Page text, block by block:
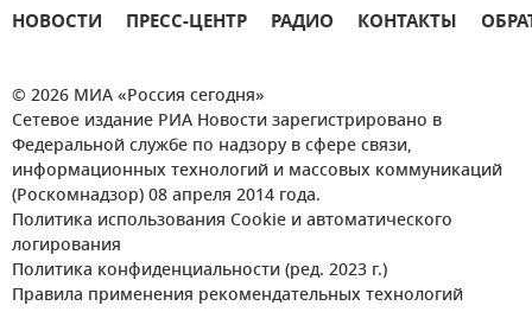
НОВОСТИ ПРЕСС-ЦЕНТР РАДИО КОНТАКТЫ
© 2026 МИА «Россия сегодня»
Сетевое издание РИА Новости зарегистрировано в
Федеральной службе по надзору в сфере связи,
информационных технологий и массовых коммуникаций
(Роскомнадзор) 08 апреля 2014 года.
Политика использования Cookie и автоматического
логирования
Политика конфиденциальности (ред. 2023 г.)
Правила применения рекомендательных технологий